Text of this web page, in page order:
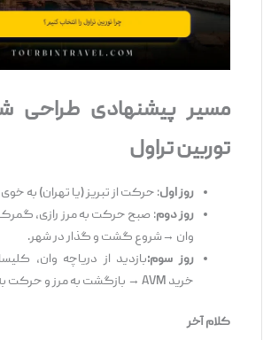
مسیر پیشنهادی طراحی‌
توربین تراول
روز اول: حرکت از تبریز (یا تهران) به خوی
روز دوم: صبح حرکت به مرز رازی، گمرک،
وان →شروع گشت ‌و گذار در شهر.
روز سوم:بازدید از دریاچه وان،
خرید AVM → بازگشت به مرز و حرکت به سمت ایران.
کلام آخر